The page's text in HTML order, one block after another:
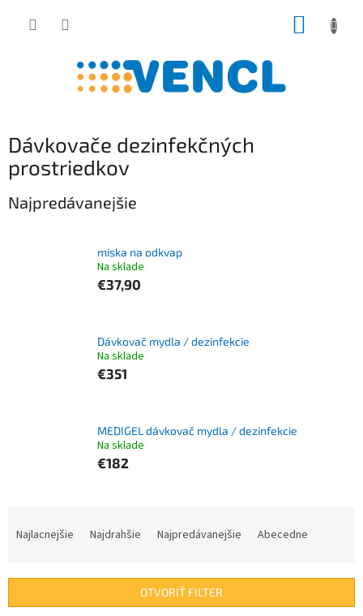
Dávkovače dezinfekčných
prostriedkov
Najpredávanejšie
miska na odkvap
Na sklade
€37,90
Dávkovač mydla / dezinfekcie
Na sklade
€351
MEDIGEL dávkovač mydla / dezinfekcie
Na sklade
€182
i
Najlacnejšie Najdrahšie Najpredávanejšie Abecedne
OTVORIŤ FILTER